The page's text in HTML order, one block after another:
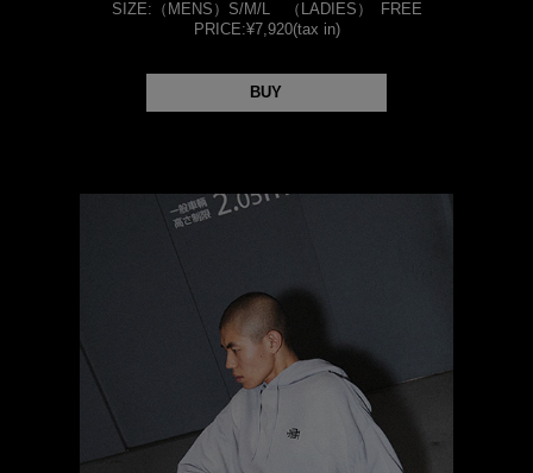
SIZE:（MENS）S/M/L （LADIES） FREE
PRICE:¥7,920(tax in)
BUY